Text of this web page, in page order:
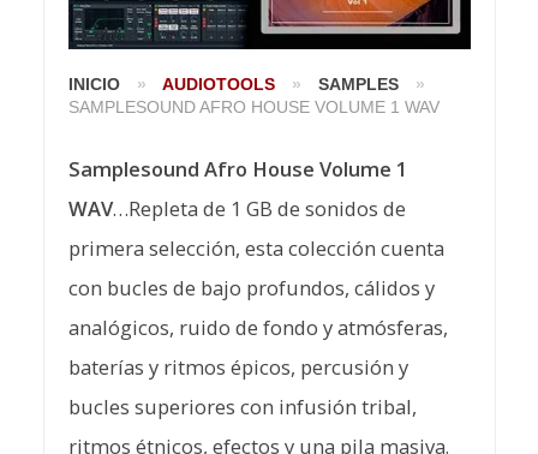
INICIO » AUDIOTOOLS » SAMPLES
»
SAMPLESOUND AFRO HOUSE VOLUME 1 WAV
Samplesound Afro House Volume 1
WAV…Repleta de 1 GB de sonidos de
primera selección, esta colección cuenta
con bucles de bajo profundos, cálidos y
analógicos, ruido de fondo y atmósferas,
baterías y ritmos épicos, percusión y
bucles superiores con infusión tribal,
ritmos étnicos, efectos y una pila masiva.